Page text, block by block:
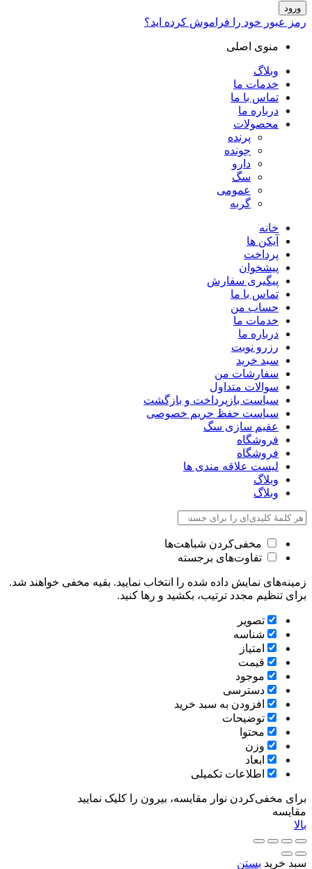
ورود
رمز عبور خود را فراموش کرده اید؟
منوی اصلی
وبلاگ
خدمات ما
تماس با ما
درباره ما
محصولات
پرنده
جونده
دارو
سگ
عمومی
گربه
خانه
آیکن ها
پرداخت
پیشخوان
پیگیری سفارش
تماس با ما
حساب من
خدمات ما
درباره ما
رزرو نوبت
سبد خرید
سفارشات من
سوالات متداول
سیاست بازپرداخت و بازگشت
سیاست حفظ حریم خصوصی
عقیم سازی سگ
فروشگاه
فروشگاه
لیست علاقه مندی ها
وبلاگ
وبلاگ
مخفی‌کردن شباهت‌ها
تفاوت‌های برجسته
زمینه‌های نمایش داده شده را انتخاب نمایید. بقیه مخفی خواهند شد.
برای تنظیم مجدد ترتیب، بکشید و رها کنید.
تصویر
شناسه
امتیاز
قیمت
موجود
دسترسی
افزودن به سبد خرید
توضیحات
محتوا
وزن
ابعاد
اطلاعات تکمیلی
برای مخفی‌کردن نوار مقایسه، بیرون را کلیک نمایید
مقایسه
بالا
سبد خرید بستن